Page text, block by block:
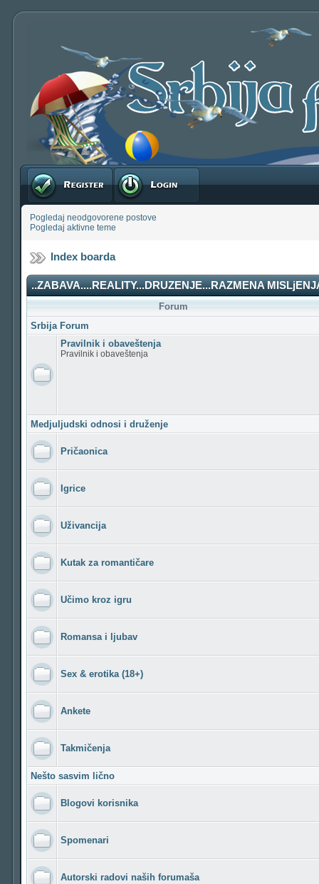
Registruj se Prijavite se
Pogledaj neodgovorene postove
Pogledaj aktivne teme
Index boarda
..ZABAVA....REALITY...DRUZENJE...RAZMENA
Forum
Srbija Forum
Pravilnik i obaveštenja
Pravilnik i obaveštenja
Medjuljudski odnosi i druženje
Pričaonica
Igrice
Uživancija
Kutak za romantičare
Učimo kroz igru
Romansa i ljubav
Sex & erotika (18+)
Ankete
Takmičenja
Nešto sasvim lično
Blogovi korisnika
Spomenari
Autorski radovi naših forumaša